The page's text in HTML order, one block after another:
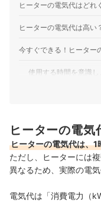
毎日使う家
入れのしや
田丸大
ヒーターの電気代はどれ
ヒーターの電気代は高い
今すぐできる！ヒーター
使用する時間を意識
電気代を抑えたいなら
電力会社切り替え時
ヒーターの電気
ヒーターの電気代は、
ただし、ヒーターには
異なるため、実際の電
電気代は「消費電力（